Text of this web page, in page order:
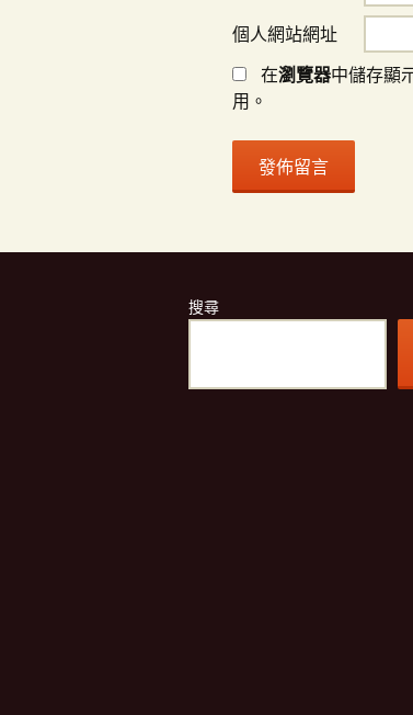
個人網站網址
在瀏覽器中儲存顯
用。
搜尋